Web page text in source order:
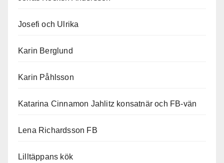
Josefi och Ulrika
Karin Berglund
Karin Påhlsson
Katarina Cinnamon Jahlitz konsatnär och FB-vän
Lena Richardsson FB
Lilltäppans kök